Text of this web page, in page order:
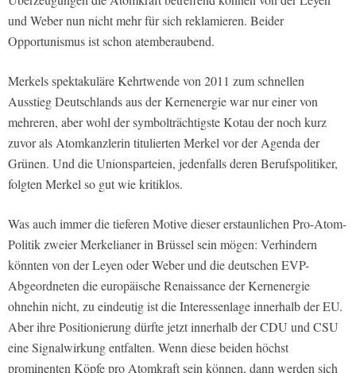
und Weber nun nicht mehr für sich reklamieren. Beider
Opportunismus ist schon atemberaubend.
Merkels spektakuläre Kehrtwende von 2011 zum schnellen
Ausstieg Deutschlands aus der Kernenergie war nur einer von
mehreren, aber wohl der symbolträchtigste Kotau der noch kurz
zuvor als Atomkanzlerin titulierten Merkel vor der Agenda der
Grünen. Und die Unionsparteien, jedenfalls deren Berufspolitiker,
folgten Merkel so gut wie kritiklos.
Was auch immer die tieferen Motive dieser erstaunlichen Pro-Atom-
Politik zweier Merkelianer in Brüssel sein mögen: Verhindern
könnten von der Leyen oder Weber und die deutschen EVP-
Abgeordneten die europäische Renaissance der Kernenergie
ohnehin nicht, zu eindeutig ist die Interessenlage innerhalb der EU.
Aber ihre Positionierung dürfte jetzt innerhalb der CDU und CSU
eine Signalwirkung entfalten. Wenn diese beiden höchst
prominenten Köpfe pro Atomkraft sein können, dann werden sich